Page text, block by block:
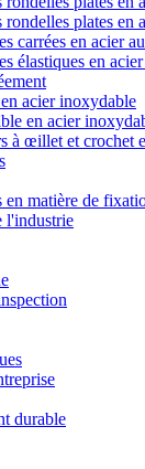
rondelles plates en
carrées en acier
élastiques en
acier inoxydable
en acier
à œillet et crochet
en matière de
l'industrie
durable